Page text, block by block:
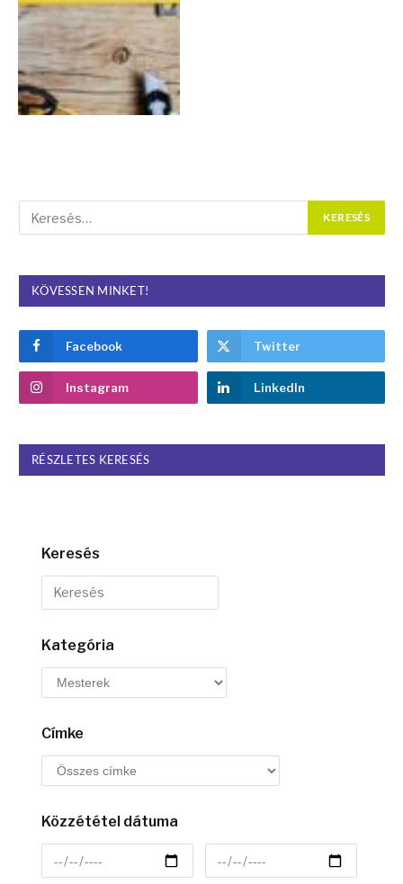
KÖVESSEN MINKET!
Facebook Twitter
Instagram LinkedIn
RÉSZLETES KERESÉS
Keresés
Kategória
Címke
Közzététel dátuma